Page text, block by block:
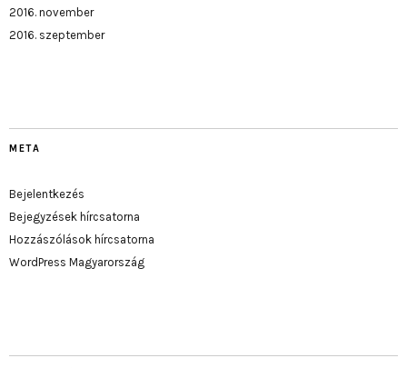
2016. november
2016. szeptember
META
Bejelentkezés
Bejegyzések hírcsatorna
Hozzászólások hírcsatorna
WordPress Magyarország